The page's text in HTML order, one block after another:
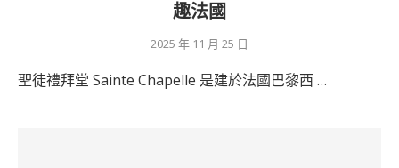
趣法國
2025 年 11 月 25 日
聖徒禮拜堂 Sainte Chapelle 是建於法國巴黎西 …